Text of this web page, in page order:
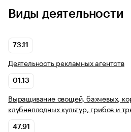
Виды деятельности
73.11
Деятельность рекламных агентств
01.13
Выращивание овощей, бахчевых,
клубнеплодных культур, грибов и
47.91